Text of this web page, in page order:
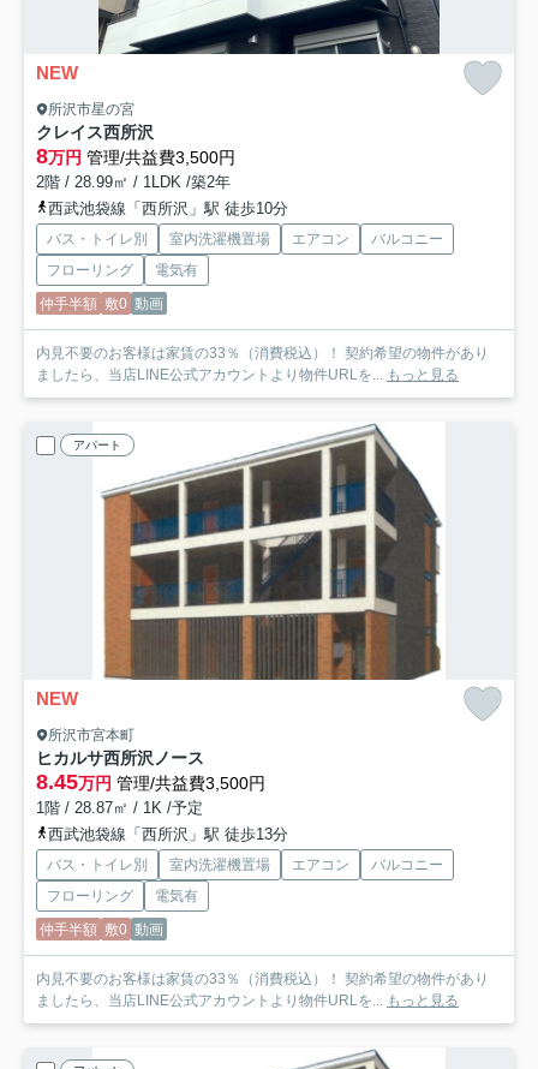
NEW
所沢市星の宮
クレイス西所沢
8万円 管理/共益費3,500円
2階 / 28.99㎡ / 1LDK /築2年
西武池袋線「西所沢」駅 徒歩10分
バス・トイレ別 室内洗濯機置場 エアコン
バルコニー
フローリング
電気有
仲手半額 敷0 動画
内見不要のお客様は家賃の33％（消費税込）！ 契約希望の物件があり
ましたら、当店LINE公式アカウントより物件URLを...
もっと見る
アパート
NEW
所沢市宮本町
ヒカルサ西所沢ノース
8.45万円 管理/共益費3,500円
1階 / 28.87㎡ / 1K /予定
西武池袋線「西所沢」駅 徒歩13分
バス・トイレ別 室内洗濯機置場 エアコン
バルコニー
フローリング
電気有
仲手半額 敷0 動画
内見不要のお客様は家賃の33％（消費税込）！ 契約希望の物件があり
ましたら、当店LINE公式アカウントより物件URLを...
もっと見る